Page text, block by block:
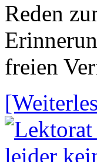
Reden
freien